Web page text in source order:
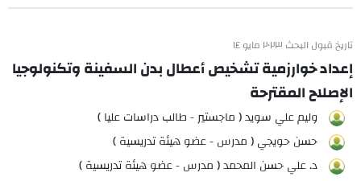
تاريخ قبول البحث ٢٠٢٣ مايو ١٤
إعداد خوارزمية تشخيص أعطال بدن السفينة وتكنولوجيا
الإصلاح المقترحة
وليم علي سويد ( ماجستير - طالب دراسات عليا )
حسن حويجي ( مدرس - عضو هيئة تدريسية )
د. علي حسن المحمد ( مدرس - عضو هيئة تدريسية )